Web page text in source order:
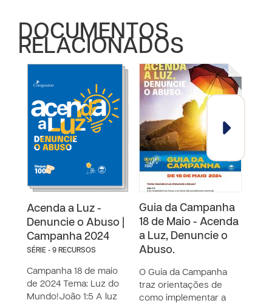
DOCUMENTOS
RELACIONADOS
Acenda a Luz -
Denuncie o Abuso |
Campanha 2024
SÉRIE - 9 RECURSOS
Campanha 18 de maio
de 2024 Tema: Luz do
Mundo!João 1:5 A luz
Guia da Campanha
18 de Maio - Acenda
a Luz, Denuncie o
Abuso.
O Guia da Campanha
traz orientações de
como implementar a